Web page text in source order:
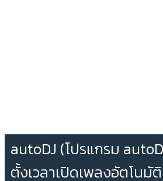
autoDJ (โปรแกรม
ตั้งเวลาเปิดเพลงอัตโนมั